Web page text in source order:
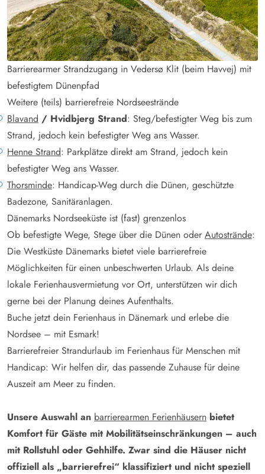
Barrierearmer Strandzugang in Vedersø Klit (beim Havvej) mit
befestigtem Dünenpfad
Weitere (teils) barrierefreie Nordseestrände
Blavand / Hvidbjerg Strand: Steg/befestigter Weg bis zum
Strand, jedoch kein befestigter Weg ans Wasser.
Henne Strand: Parkplätze direkt am Strand, jedoch kein
befestigter Weg ans Wasser.
Thorsminde: Handicap-Weg durch die Dünen, geschützte
Badezone, Sanitäranlagen.
Dänemarks Nordseeküste ist (fast) grenzenlos
Ob befestigte Wege, Stege über die Dünen oder Autostrände:
Die Westküste Dänemarks bietet viele barrierefreie
Möglichkeiten für einen unbeschwerten Urlaub. Als deine
lokale Ferienhausvermietung vor Ort, unterstützen wir dich
gerne bei der Planung deines Aufenthalts.
Buche jetzt dein Ferienhaus in Dänemark und erlebe die
Nordsee – mit Esmark!
Barrierefreier Strandurlaub im Ferienhaus für Menschen mit
Handicap: Wir helfen dir, das passende Zuhause für deine
Auszeit am Meer zu finden.
Unsere Auswahl an barrierearmen Ferienhäusern bietet
Komfort für Gäste mit Mobilitätseinschränkungen – auch
mit Rollstuhl oder Gehhilfe. Zwar sind die Häuser nicht
offiziell als „barrierefrei“ klassifiziert und nicht speziell